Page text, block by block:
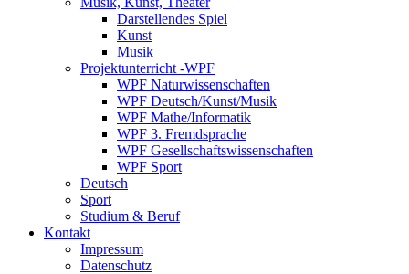
Darstellendes Spiel
Kunst
Musik
Projektunterricht -WPF
WPF Naturwissenschaften
WPF Deutsch/Kunst/Musik
WPF Mathe/Informatik
WPF 3. Fremdsprache
WPF Gesellschaftswissenschaften
WPF Sport
Deutsch
Sport
Studium & Beruf
Kontakt
Impressum
Datenschutz